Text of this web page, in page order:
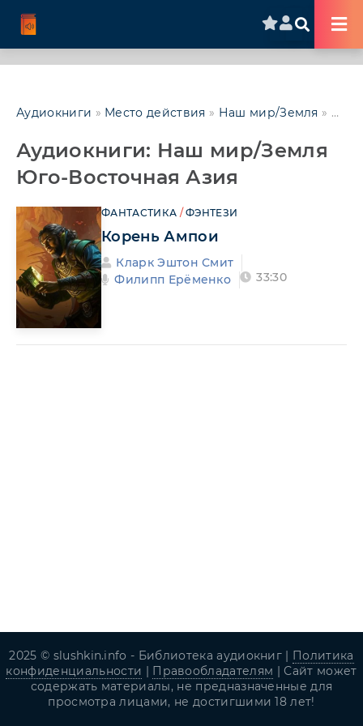
Аудиокниги » Место действия » Наш мир/Земля » Азия
Аудиокниги: Наш мир/Земля
Юго-Восточная Азия
ФАНТАСТИКА /ФЭНТЕЗИ
Корень Ампои
Кларк Эштон Смит
Филипп Ерёменко
33:30
2025 © slushkin.info - Библиотека аудиокниг | Политика
конфиденциальности | Правообладателям | Сайт может
содержать материалы, не предназначенные для
просмотра лицами, не достигшими 18 лет!